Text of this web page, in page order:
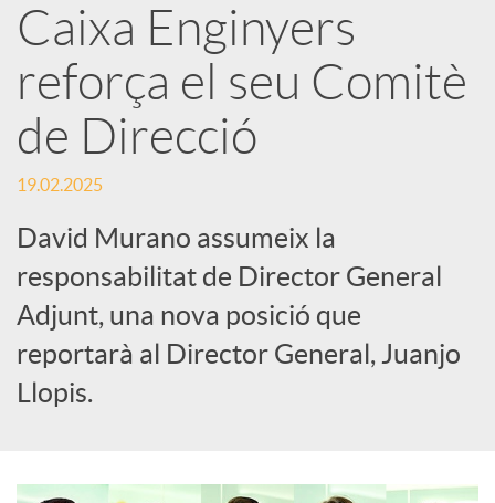
b
l
i
c
a
d
Caixa Enginyers
reforça el seu Comitè
de Direcció
19.02.2025
David Murano assumeix la
responsabilitat de Director General
Adjunt, una nova posició que
reportarà al Director General, Juanjo
Llopis.